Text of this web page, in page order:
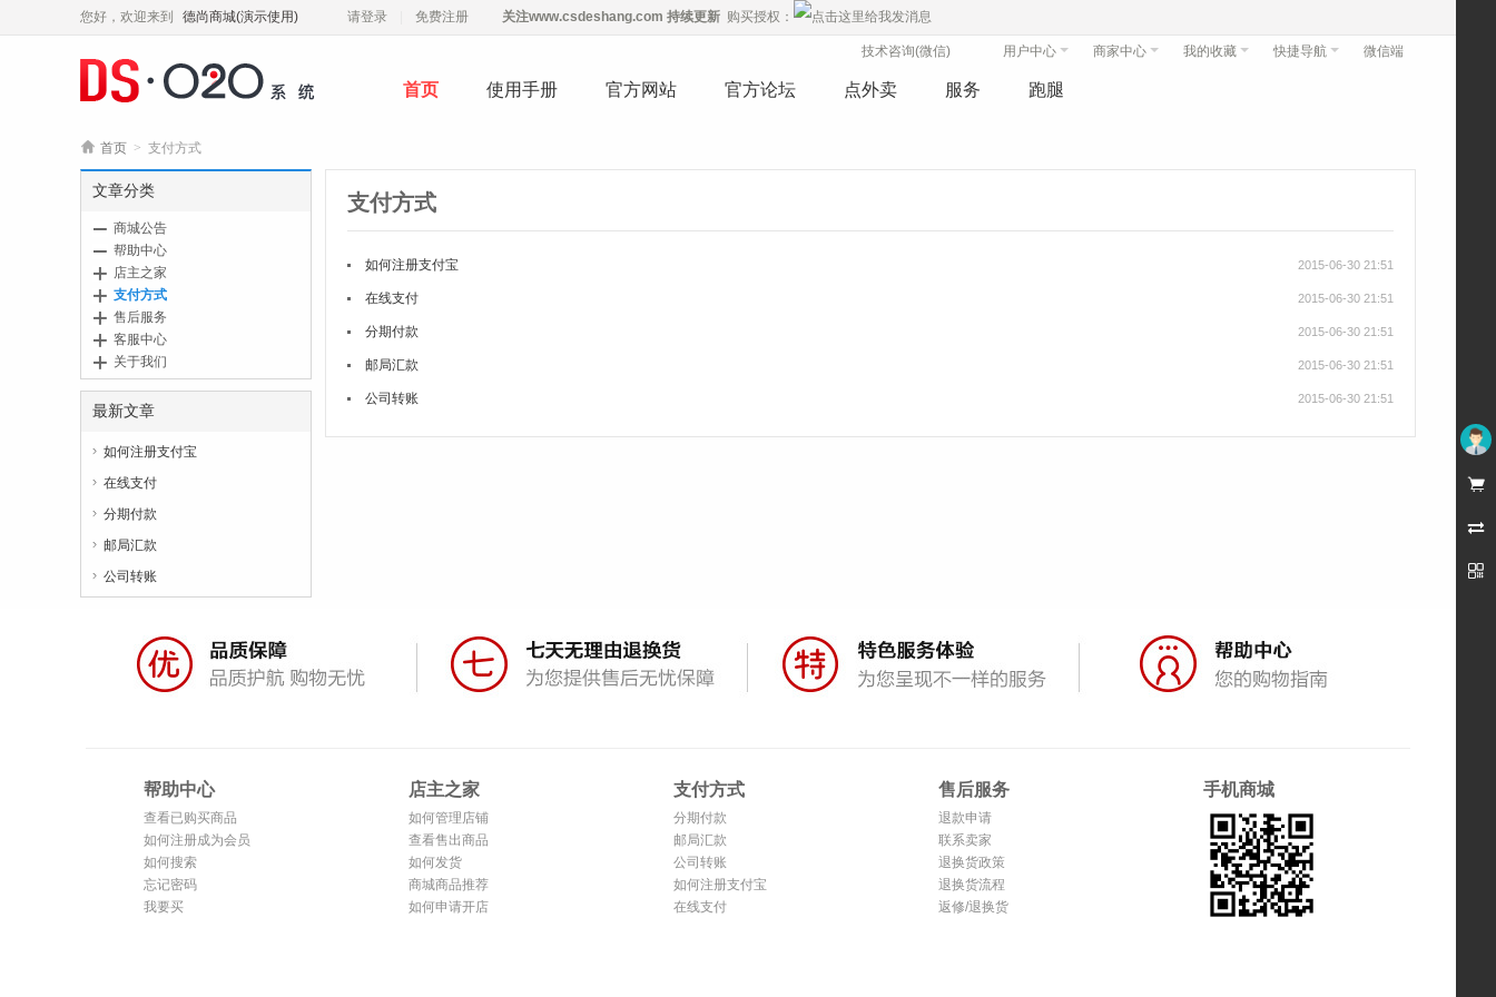
您好，欢迎来到 德尚商城(演示使用) 请登录 免费注册 关注www.csdeshang.com 持续更新 购买授权：
技术咨询(微信) 用户中心 商家中心 我的收藏 快捷导航 微信端
未登录



首页 使用手册 官方网站 官方论坛 点外卖 服务 跑腿
 首页 > 支付方式
文章分类
商城公告
帮助中心
店主之家
支付方式
售后服务
客服中心
关于我们
最新文章
 如何注册支付宝
 在线支付
 分期付款
 邮局汇款
 公司转账
支付方式
如何注册支付宝 2015-06-30 21:51
在线支付 2015-06-30 21:51
分期付款 2015-06-30 21:51
邮局汇款 2015-06-30 21:51
公司转账 2015-06-30 21:51
帮助中心
查看已购买商品
如何注册成为会员
如何搜索
忘记密码
我要买
店主之家
如何管理店铺
查看售出商品
如何发货
商城商品推荐
如何申请开店
支付方式
分期付款
邮局汇款
公司转账
如何注册支付宝
在线支付
售后服务
退款申请
联系卖家
退换货政策
退换货流程
返修/退换货
手机商城